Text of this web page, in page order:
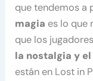
que tendemos a
magia es lo que
que los
la nostalgia y
están en Lost in